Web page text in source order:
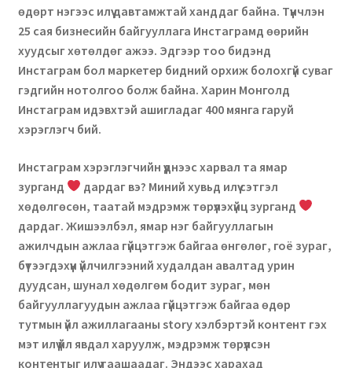
өдөрт нэгээс илүү давтамжтай ханддаг байна. Түүнчлэн
25 сая бизнесийн байгууллага Инстаграмд өөрийн
хуудсыг хөтөлдөг ажээ. Эдгээр тоо бидэнд
Инстаграм бол маркетер бидний орхиж болохгүй суваг
гэдгийн нотолгоо болж байна. Харин Монголд
Инстаграм идэвхтэй ашигладаг 400 мянга гаруй
хэрэглэгч бий.
Инстаграм хэрэглэгчийн үүднээс харвал та ямар
зурганд
дардаг вэ? Миний хувьд илүү сэтгэл
хөдөлгөсөн, таатай мэдрэмж төрүүлэхүйц зурганд
дардаг. Жишээлбэл, ямар нэг байгууллагын
ажилчдын ажлаа гүйцэтгэж байгаа өнгөлөг, гоё зураг,
бүтээгдэхүүн үйлчилгээний худалдан авалтад урин
дуудсан, шунал хөдөлгөм бодит зураг, мөн
байгууллагуудын ажлаа гүйцэтгэж байгаа өдөр
тутмын үйл ажиллагааны story хэлбэртэй контент гэх
мэт илүү үйл явдал харуулж, мэдрэмж төрүүлсэн
контентыг илүү таашаадаг. Эндээс харахад